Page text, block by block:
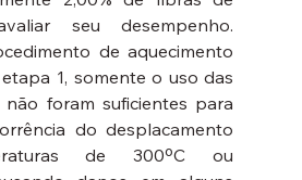
seu desempenho.
de aquecimento
1, somente o uso das
foram suficientes para
do desplacamento
de 300ºC ou